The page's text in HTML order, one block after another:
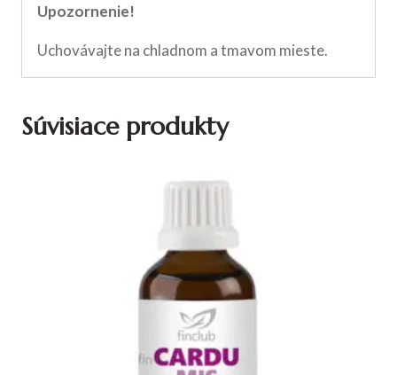
Upozornenie!
Uchovávajte na chladnom a tmavom mieste.
Súvisiace produkty